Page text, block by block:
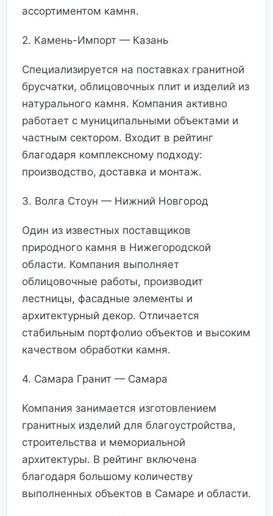
ассортиментом камня.
2. Камень-Импорт — Казань
Специализируется на поставках гранитной
брусчатки, облицовочных плит и изделий из
натурального камня. Компания активно
работает с муниципальными объектами и
частным сектором. Входит в рейтинг
благодаря комплексному подходу:
производство, доставка и монтаж.
3. Волга Стоун — Нижний Новгород
Один из известных поставщиков
природного камня в Нижегородской
области. Компания выполняет
облицовочные работы, производит
лестницы, фасадные элементы и
архитектурный декор. Отличается
стабильным портфолио объектов и высоким
качеством обработки камня.
4. Самара Гранит — Самара
Компания занимается изготовлением
гранитных изделий для благоустройства,
строительства и мемориальной
архитектуры. В рейтинг включена
благодаря большому количеству
выполненных объектов в Самаре и области.